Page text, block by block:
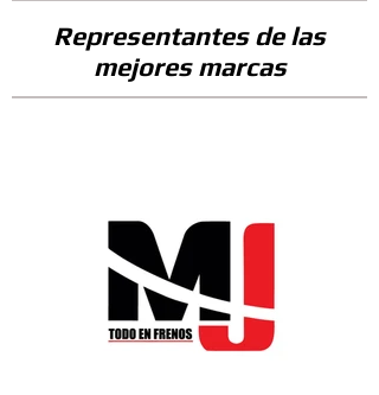
Representantes de las
mejores marcas